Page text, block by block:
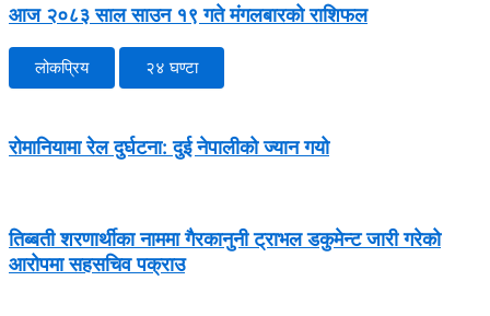
आज २०८३ साल साउन १९ गते मंगलबारको राशिफल
लोकप्रिय २४ घण्टा
रोमानियामा रेल दुर्घटना: दुई नेपालीको ज्यान गयो
तिब्बती शरणार्थीका नाममा गैरकानुनी ट्राभल डकुमेन्ट जारी गरेको
आरोपमा सहसचिव पक्राउ